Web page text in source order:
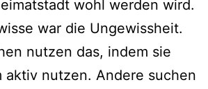
wohl werden wird.
war die Ungewissheit.
nutzen das, indem sie
aktiv nutzen. Andere suchen